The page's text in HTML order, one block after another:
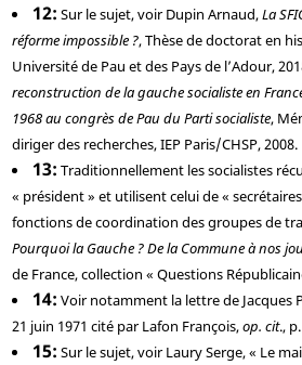
12 Sur le sujet, voirDupin Arnaud,La
réforme impossible ?, Thèse de doctorat en
Université de Pau et des Pays de l’Adour,
reconstruction de la gauche socialiste en
1968 au congrès de Pau du Parti socialiste,
diriger des recherches, IEP Paris/CHSP, 2008.
13 Traditionnellement les socialistes
« président » et utilisent celui de «
fonctions de coordination des groupes de
Pourquoi la Gauche ? De la Commune à nos
de France, collection « Questions
14 Voir notamment la lettre de Jacques
21 juin 1971 cité parLafon François,op. cit.,
15 Sur le sujet, voirLaurySerge, « Le